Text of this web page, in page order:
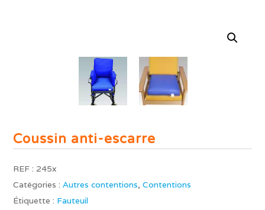
Coussin anti-escarre
REF : 245x
Catégories : Autres contentions,Contentions
Étiquette : Fauteuil